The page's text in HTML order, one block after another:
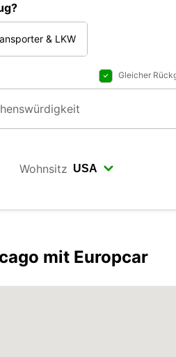
& LKW
Gleicher
Wohnsitz
mit Europcar